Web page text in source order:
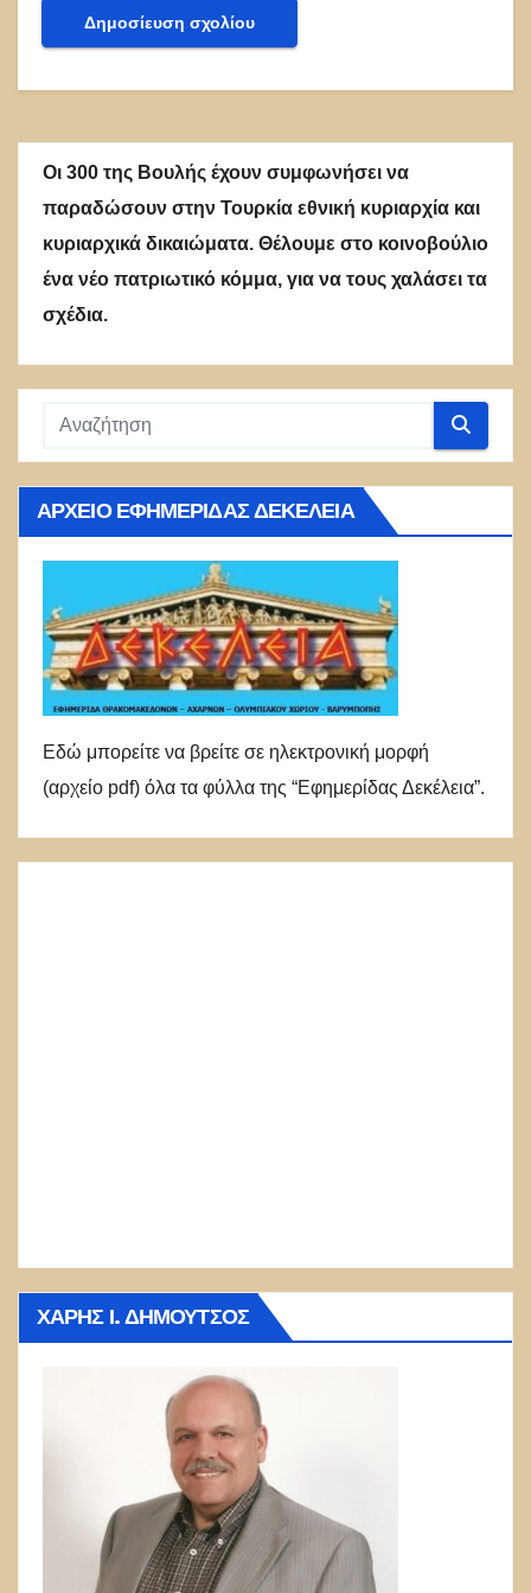
Οι 300 της Βουλής έχουν συμφωνήσει να
παραδώσουν στην Τουρκία εθνική κυριαρχία και
κυριαρχικά δικαιώματα. Θέλουμε στο κοινοβούλιο
ένα νέο πατριωτικό κόμμα, για να τους χαλάσει τα
σχέδια.
ΑΡΧΕΊΟ ΕΦΗΜΕΡΊΔΑΣ ΔΕΚΈΛΕΙΑ
Εδώ μπορείτε να βρείτε σε ηλεκτρονική μορφή
(αρχείο pdf) όλα τα φύλλα της “Εφημερίδας Δεκέλεια”.
ΧΆΡΗΣ Ι. ΔΗΜΟΎΤΣΟΣ